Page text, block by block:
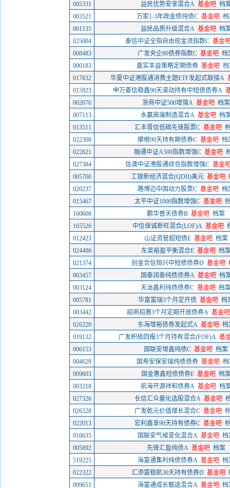
005331 益民优势安享混合A 基金吧 档
003521
万家1-3年政金债纯债C 基金吧
001135
益民品质升级混合A 基金吧 档
025004
泰信中证全指自由现金流指数C 基金
008483
广发央企80债券指数C 基金吧 档
000183
嘉实丰益策略定期债券 基金吧
017832
华夏中证港股通消费主题ETF发起式联接A
015923
申万菱信稳鑫90天滚动持有中短债债券A
002076
浙商中证500增强A 基金吧 档案
007113
永赢高端制造混合A 基金吧 档
013511
汇丰晋信低碳先锋股票C 基金吧
022308
摩根90天持有期债券C 基金吧 档
022821
融通中证A500指数增强C 基金吧
027384
信澳中证港股通综合指数增强C 基金
005700
工银新经济混合(QDII)美元 基金吧
020237
路博迈中国动力股票C 基金吧 档
015467
太平中证1000指数增强C 基金吧
160608
鹏华普天债券B 基金吧 档案
165526
中信保诚新旺混合(LOF)A 基金吧
012423
山证资管超短债E 基金吧 档案
024486
东吴裕盈平衡混合E 基金吧 档
021374
创金合信恒兴中短债债券D 基金吧
003457
国泰润泰纯债债券A 基金吧 档
003124
天治鑫利纯债债券C 基金吧 档
005781
华富富瑞3个月定开债 基金吧 档
003442
招商招惠3个月定期开放债券A 基金吧
026220
东海增裕债券发起式A 基金吧 档
019132
广发积极回报3个月持有混合(FOF)A 基
006153
国联安增鑫纯债C 基金吧 档案
004629
国寿安保安瑞纯债债券 基金吧
009603
国金惠鑫短债债券E 基金吧 档
003218
前海开源祥和债券A 基金吧 档
027326
长信汇众量化选股混合A 基金吧
026328
广发乾元价值增长混合C 基金吧
022013
宏利鑫享90天持有债券C 基金吧
016635
国联安气候变化混合A 基金吧 档
005892
先锋汇盈纯债A 基金吧 档案
519225
海富通集利纯债债券A 基金吧 档
022322
汇添富稳航30天持有债券D 基金吧
009651
海富通成长甄选混合A 基金吧 档